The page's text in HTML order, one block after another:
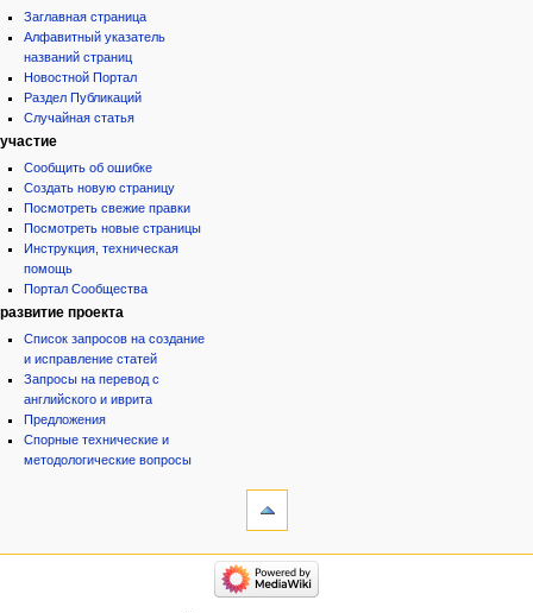
Заглавная страница
Алфавитный указатель
названий страниц
Новостной Портал
Раздел Публикаций
Случайная статья
участие
Сообщить об ошибке
Создать новую страницу
Посмотреть свежие правки
Посмотреть новые страницы
Инструкция, техническая
помощь
Портал Сообщества
развитие проекта
Список запросов на создание
и исправление статей
Запросы на перевод с
английского и иврита
Предложения
Спорные технические и
методологические вопросы
категории